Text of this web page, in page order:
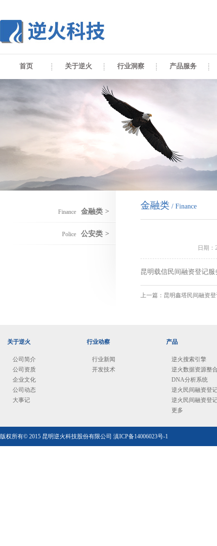
首页 关于逆火 行业洞察 产品服务
Finance 金融类 >
Police 公安类 >
金融类 / Finance
日期
昆明载信民间融资登记
上一篇： 昆明鑫塔民间融资
关于逆火
公司简介
公司资质
企业文化
公司动态
大事记
行业动察
行业新闻
开发技术
产品
逆火搜索引擎
逆火数据资源整
DNA分析系统
逆火民间融资登
逆火民间融资登
更多
版权所有© 2015 昆明逆火科技股份有限公司 滇ICP备14006023号-1